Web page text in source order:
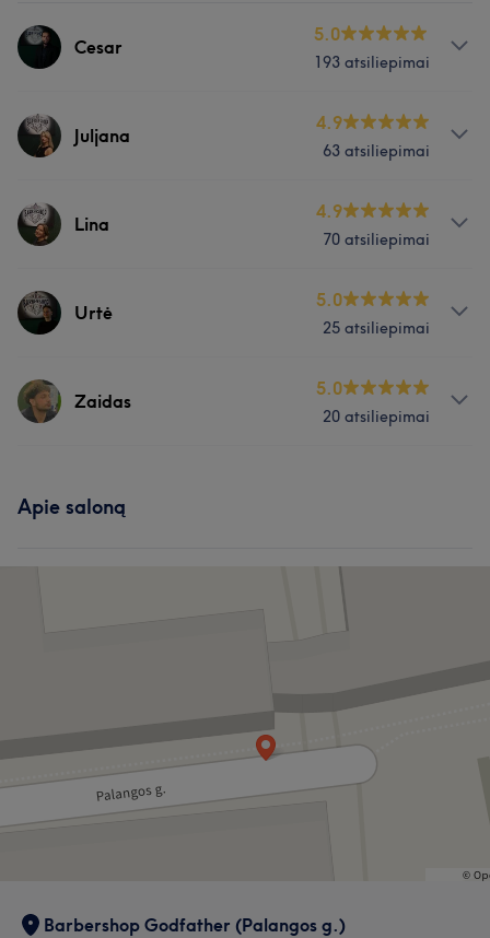
Cesar
5.0
193 atsiliepimai
Paslaugos
Darbų galerija
Juljana
4.9
63 atsiliepimai
Paslaugos
Darbų galerija
Lina
4.9
70 atsiliepimai
Paslaugos
Darbų galerija
Urtė
5.0
25 atsiliepimai
Paslaugos
Darbų galerija
Zaidas
5.0
20 atsiliepimai
Apie saloną
Barbershop Godfather (Palangos g.)